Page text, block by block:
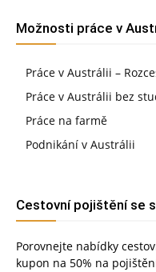
Možnosti práce v
Práce v Austrálii –
Práce v Austrálii bez
Práce na farmě
Podnikání v Austrálii
Cestovní pojištění se
Porovnejte nabídky
kupon na 50% na